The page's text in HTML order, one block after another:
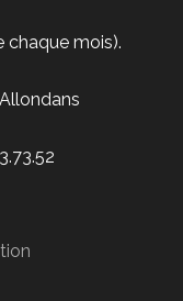
chaque mois).